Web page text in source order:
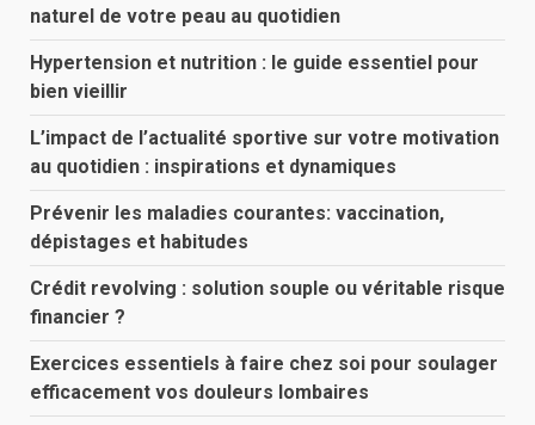
naturel de votre peau au quotidien
Hypertension et nutrition : le guide essentiel pour
bien vieillir
L’impact de l’actualité sportive sur votre motivation
au quotidien : inspirations et dynamiques
Prévenir les maladies courantes: vaccination,
dépistages et habitudes
Crédit revolving : solution souple ou véritable risque
financier ?
Exercices essentiels à faire chez soi pour soulager
efficacement vos douleurs lombaires